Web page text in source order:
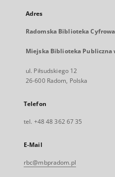
Adres
Radomska Biblioteka Cyfrowa
Miejska Biblioteka Publiczna
ul. Piłsudskiego 12
26-600 Radom, Polska
Telefon
tel. +48 48 362 67 35
E-Mail
rbc@mbpradom.pl